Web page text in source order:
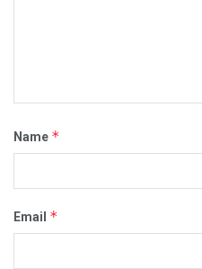
Name *
Email *